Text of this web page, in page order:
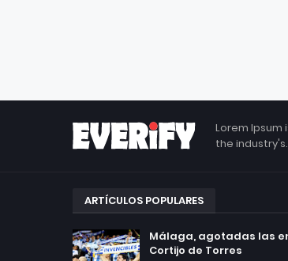
Lorem
the industry's.
ARTÍCULOS POPULARES
Málaga, agotadas las
Cortijo de Torres